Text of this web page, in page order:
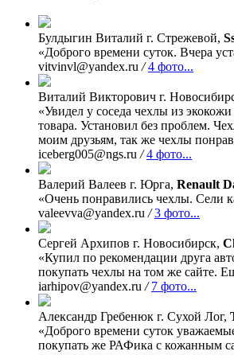
Булдыгин Виталий г. Стрежевой,
«Доброго времени суток. Вчера
vitvinvl@yandex.ru / 4 фото...
Виталий Викторович г.
«Увидел у соседа чехлы из
товара. Установил без проблем.
моим друзьям, так же чехлы
iceberg005@ngs.ru / 4 фото...
Валерий Валеев г. Юрга, Renault
«Очень понравились чехлы. Сели
valeevva@yandex.ru / 3 фото...
Сергей Архипов г. Новосибирск,
«Купил по рекомендации друга
покупать чехлы на том же сайте.
iarhipov@yandex.ru / 7 фото...
Александр Гребенюк г. Сухой Лог,
«Доброго времени суток
покупать же РАФика с кожанным